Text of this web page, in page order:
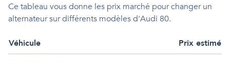
Ce tableau vous donne les prix marché pour changer un
alternateur sur différents modèles d'Audi 80.
Véhicule Prix estimé